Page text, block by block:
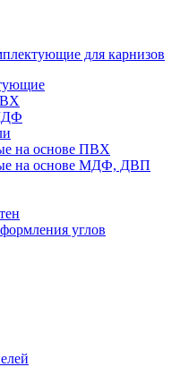
для карнизов
на основе ПВХ
на основе МДФ, ДВП
углов